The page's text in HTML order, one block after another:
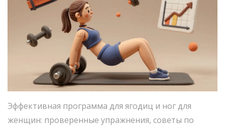
Эффективная программа для ягодиц и ног для
женщин: проверенные упражнения, советы по